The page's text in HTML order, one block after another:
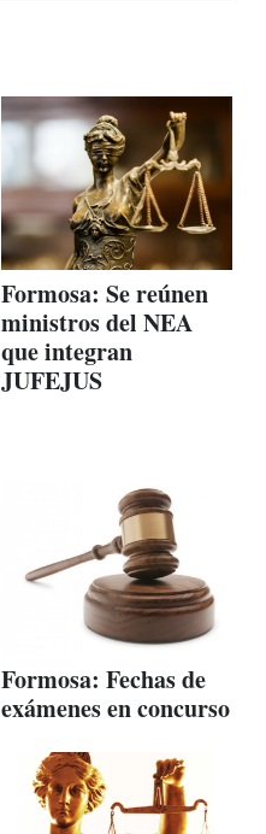
Formosa: Se reúnen
ministros del NEA
que integran
JUFEJUS
Formosa: Fechas de
exámenes en concurso